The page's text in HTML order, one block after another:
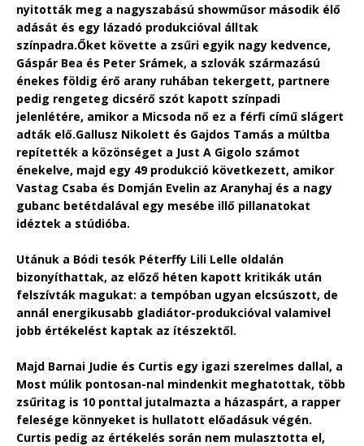
nyitották meg a nagyszabású showműsor második élő
adását és egy lázadó produkcióval álltak
színpadra.Őket követte a zsűri egyik nagy kedvence,
Gáspár Bea és Peter Srámek, a szlovák származású
énekes földig érő arany ruhában tekergett, partnere
pedig rengeteg dicsérő szót kapott színpadi
jelenlétére, amikor a Micsoda nő ez a férfi című slágert
adták elő.Gallusz Nikolett és Gajdos Tamás a múltba
repítették a közönséget a Just A Gigolo számot
énekelve, majd egy 49 produkció következett, amikor
Vastag Csaba és Domján Evelin az Aranyhaj és a nagy
gubanc betétdalával egy mesébe illő pillanatokat
idéztek a stúdióba.
Utánuk a Bódi tesók Péterffy Lili Lelle oldalán
bizonyíthattak, az előző héten kapott kritikák után
felszívták magukat: a tempóban ugyan elcsúszott, de
annál energikusabb gladiátor-produkcióval valamivel
jobb értékelést kaptak az ítészektől.
Majd Barnai Judie és Curtis egy igazi szerelmes dallal, a
Most múlik pontosan-nal mindenkit meghatottak, több
zsűritag is 10 ponttal jutalmazta a házaspárt, a rapper
felesége könnyeket is hullatott előadásuk végén.
Curtis pedig az értékelés során nem mulasztotta el,